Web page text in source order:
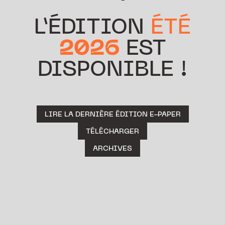
L’ÉDITION ÉTÉ
2026 EST
DISPONIBLE !
LIRE LA DERNIÈRE ÉDITION E-PAPER
TÉLÉCHARGER
ARCHIVES